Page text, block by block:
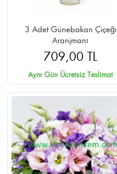
3 Adet Günebakan Çiçeği
Aranjmanı
709,00 TL
Aynı Gün Ücretsiz Teslimat